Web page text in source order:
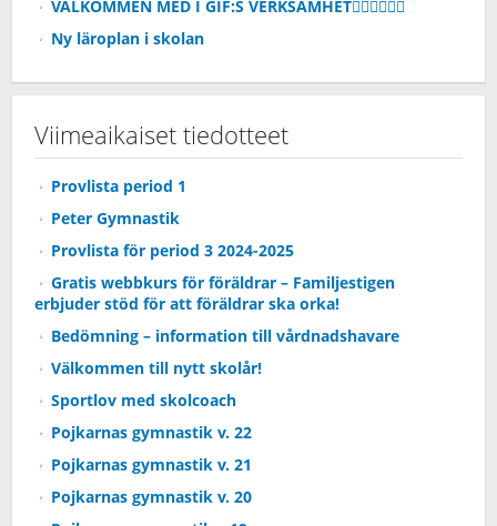
VÄLKOMMEN MED I GIF:S VERKSAMHET🏃🏻‍♂️🏃🏼‍♀️
Ny läroplan i skolan
Viimeaikaiset tiedotteet
Provlista period 1
Peter Gymnastik
Provlista för period 3 2024-2025
Gratis webbkurs för föräldrar – Familjestigen
erbjuder stöd för att föräldrar ska orka!
Bedömning – information till vårdnadshavare
Välkommen till nytt skolår!
Sportlov med skolcoach
Pojkarnas gymnastik v. 22
Pojkarnas gymnastik v. 21
Pojkarnas gymnastik v. 20